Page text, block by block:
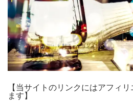
【当サイトのリンクにはアフィ
ます】